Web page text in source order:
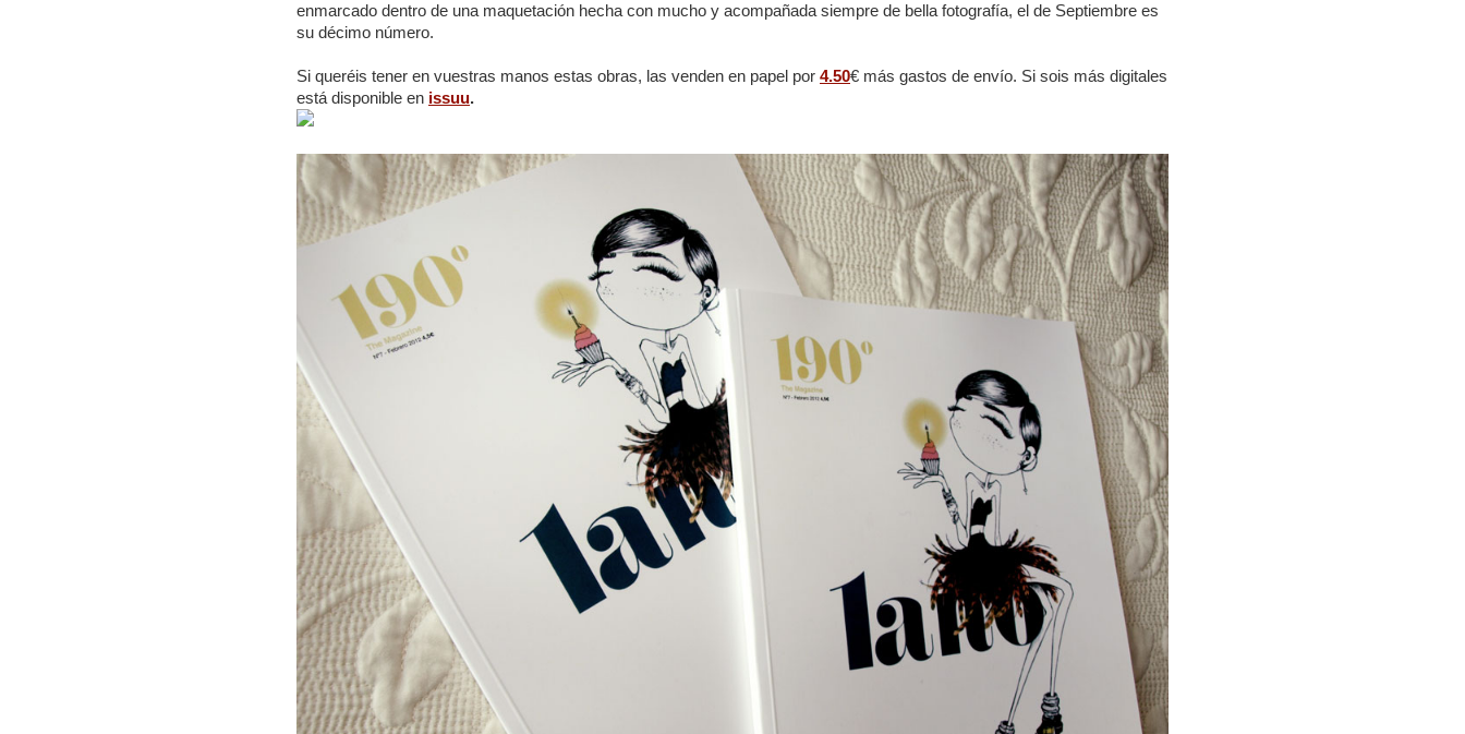
enmarcado dentro de una maquetación hecha con mucho y acompañada siempre de bella fotografía, el de Septiembre es
su décimo número.
Si queréis tener en vuestras manos estas obras, las venden en papel por 4.50€ más gastos de envío. Si sois más digitales
está disponible en issuu.